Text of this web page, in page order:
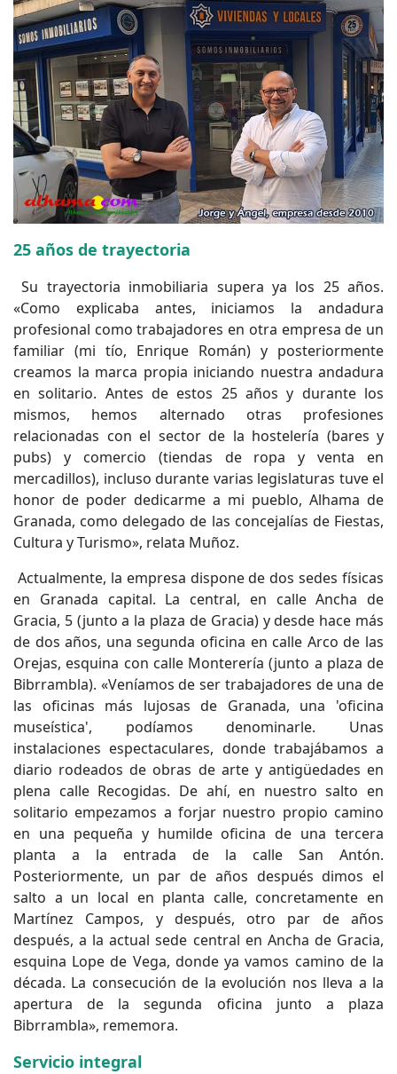
25 años de trayectoria
Su trayectoria inmobiliaria supera ya los 25 años.
«Como explicaba antes, iniciamos la andadura
profesional como trabajadores en otra empresa de un
familiar (mi tío, Enrique Román) y posteriormente
creamos la marca propia iniciando nuestra andadura
en solitario. Antes de estos 25 años y durante los
mismos, hemos alternado otras profesiones
relacionadas con el sector de la hostelería (bares y
pubs) y comercio (tiendas de ropa y venta en
mercadillos), incluso durante varias legislaturas tuve el
honor de poder dedicarme a mi pueblo, Alhama de
Granada, como delegado de las concejalías de Fiestas,
Cultura y Turismo», relata Muñoz.
Actualmente, la empresa dispone de dos sedes físicas
en Granada capital. La central, en calle Ancha de
Gracia, 5 (junto a la plaza de Gracia) y desde hace más
de dos años, una segunda oficina en calle Arco de las
Orejas, esquina con calle Monterería (junto a plaza de
Bibrrambla). «Veníamos de ser trabajadores de una de
las oficinas más lujosas de Granada, una 'oficina
museística', podíamos denominarle. Unas
instalaciones espectaculares, donde trabajábamos a
diario rodeados de obras de arte y antigüedades en
plena calle Recogidas. De ahí, en nuestro salto en
solitario empezamos a forjar nuestro propio camino
en una pequeña y humilde oficina de una tercera
planta a la entrada de la calle San Antón.
Posteriormente, un par de años después dimos el
salto a un local en planta calle, concretamente en
Martínez Campos, y después, otro par de años
después, a la actual sede central en Ancha de Gracia,
esquina Lope de Vega, donde ya vamos camino de la
década. La consecución de la evolución nos lleva a la
apertura de la segunda oficina junto a plaza
Bibrrambla», rememora.
Servicio integral